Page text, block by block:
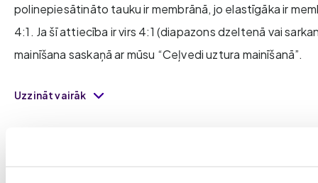
polinepiesātināto tauku ir membrānā, jo elastīgāka ir
4:1. Ja šī attiecība ir virs 4:1 (diapazons dzeltenā vai
mainīšana saskaņā ar mūsu “Ceļvedi uztura mainīšanā”.
Uzzināt vairāk